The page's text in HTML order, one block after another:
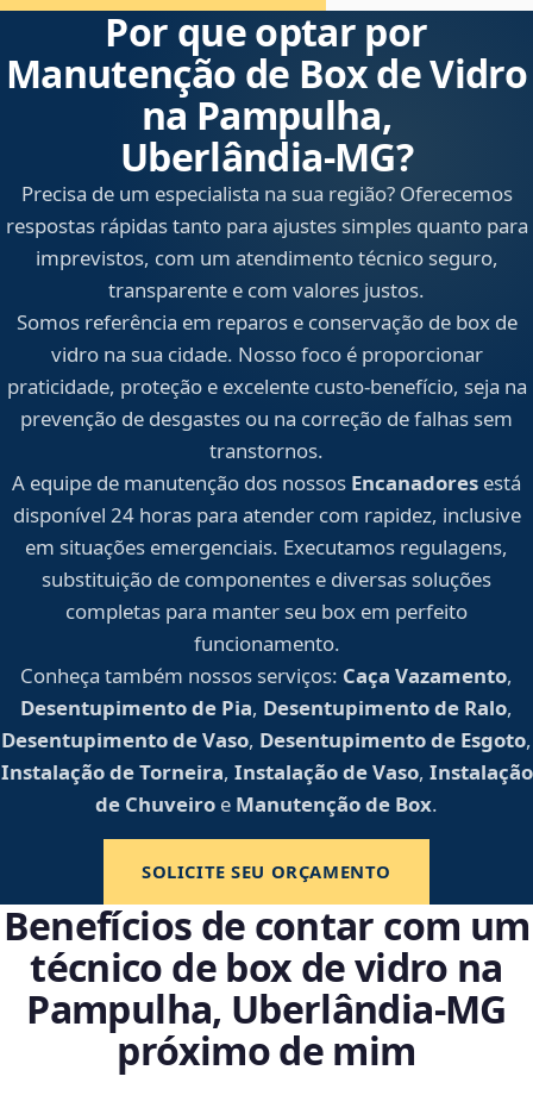
Por que optar por
Manutenção de Box de Vidro
na Pampulha,
Uberlândia‑MG?
Precisa de um especialista na sua região? Oferecemos
respostas rápidas tanto para ajustes simples quanto para
imprevistos, com um atendimento técnico seguro,
transparente e com valores justos.
Somos referência em reparos e conservação de box de
vidro na sua cidade. Nosso foco é proporcionar
praticidade, proteção e excelente custo-benefício, seja na
prevenção de desgastes ou na correção de falhas sem
transtornos.
A equipe de manutenção dos nossos Encanadores está
disponível 24 horas para atender com rapidez, inclusive
em situações emergenciais. Executamos regulagens,
substituição de componentes e diversas soluções
completas para manter seu box em perfeito
funcionamento.
Conheça também nossos serviços: Caça Vazamento,
Desentupimento de Pia, Desentupimento de Ralo,
Desentupimento de Vaso, Desentupimento de Esgoto,
Instalação de Torneira, Instalação de Vaso, Instalação
de Chuveiro e Manutenção de Box.
SOLICITE SEU ORÇAMENTO
Benefícios de contar com um
técnico de box de vidro na
Pampulha, Uberlândia‑MG
próximo de mim